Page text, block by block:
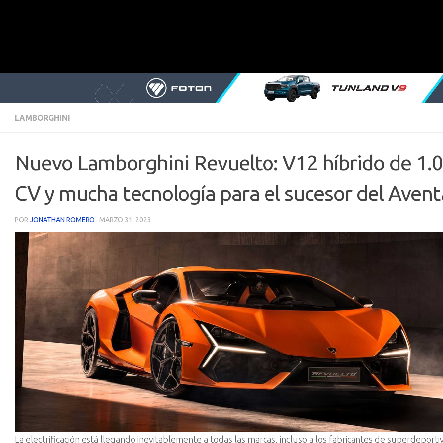
LAMBORGHINI
Nuevo Lamborghini Revuelto: V12 híbrido de
CV y mucha tecnología para el sucesor del
POR JONATHAN ROMERO · MARZO 31, 2023
La electrificación está llegando inevitablemente a todas las marcas, incluso a los fabricantes de